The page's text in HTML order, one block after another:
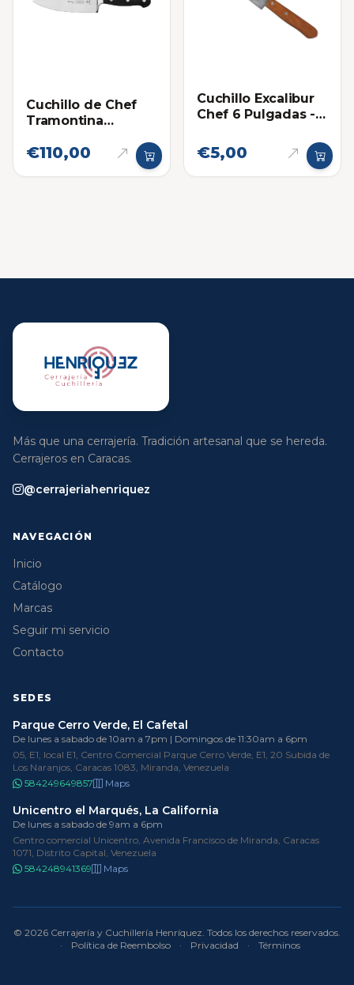
Cuchillo de Chef
Tramontina
Pulgadas
€110,00
Cuchillo Excalibur
Chef 6 Pulgadas -
€5,00
Más que una cerrajería. Tradición artesanal que se hereda.
Cerrajeros en Caracas.
@cerrajeriahenriquez
NAVEGACIÓN
Inicio
Catálogo
Marcas
Seguir mi servicio
Contacto
SEDES
Parque Cerro Verde, El Cafetal
De lunes a sabado de 10am a 7pm | Domingos de 11:30am a 6pm
05, E1, local E1, Centro Comercial Parque Cerro Verde, E1, 20 Subida de
Los Naranjos, Caracas 1083, Miranda, Venezuela
584249649857
Maps
Unicentro el Marqués, La California
De lunes a sabado de 9am a 6pm
Centro comercial Unicentro, Avenida Francisco de Miranda, Caracas
1071, Distrito Capital, Venezuela
584248941369
Maps
© 2026 Cerrajería y Cuchillería Henríquez. Todos los derechos reservados.
·
Política de Reembolso · Privacidad · Términos